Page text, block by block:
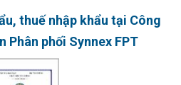
thuế nhập khẩu tại Công
Phân phối Synnex FPT